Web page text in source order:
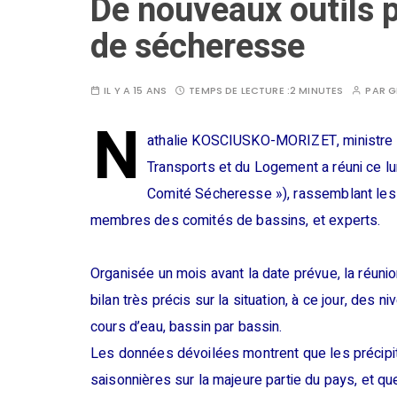
De nouveaux outils
de sécheresse
IL Y A 15 ANS TEMPS DE LECTURE :2 MINUTES PAR
N athalie KOSCIUSKO-MORIZET,
Transports et du Logement a réuni ce
Comité Sécheresse »), rassemblant
membres des comités de bassins, et experts.
Organisée un mois avant la date prévue, la
bilan très précis sur la situation, à ce jour, des
cours d’eau, bassin par bassin.
Les données dévoilées montrent que les
saisonnières sur la majeure partie du pays, et